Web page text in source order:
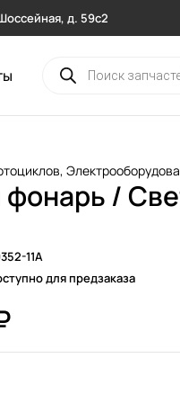
д. 59с2
,
фонарь /
11A
для предзаказа